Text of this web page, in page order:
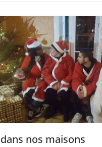
nos maisons